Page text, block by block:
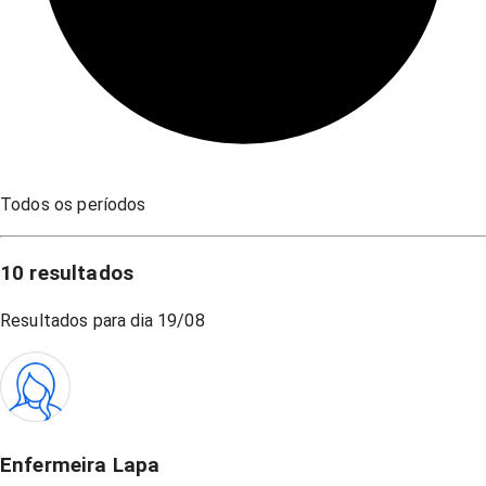
Todos os períodos
10 resultados
Resultados para dia 19/08
Enfermeira Lapa